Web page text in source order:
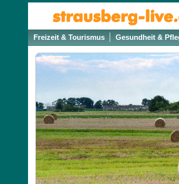
Freizeit & Tourismus Gesundheit &